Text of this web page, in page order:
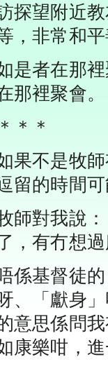
探望附近
，非常和
是者在那
那裡聚會。
＊＊＊
果不是牧
留的時間
師對我說
，有冇想
係基督徒
、「獻身
意思係問
康樂咁，